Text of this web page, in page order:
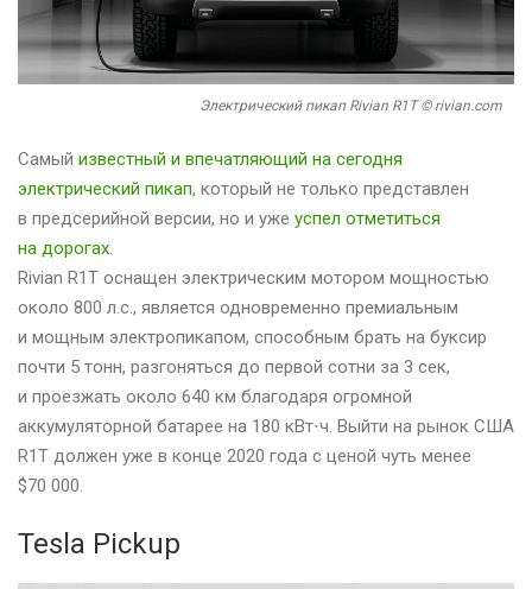
Электрический пикап Rivian R1T © rivian.com
Самый известный и впечатляющий на сегодня
электрический пикап, который не только представлен
в предсерийной версии, но и уже успел отметиться
на дорогах.
Rivian R1T оснащен электрическим мотором мощностью
около 800 л.с., является одновременно премиальным
и мощным электропикапом, способным брать на буксир
почти 5 тонн, разгоняться до первой сотни за 3 сек,
и проезжать около 640 км благодаря огромной
аккумуляторной батарее на 180 кВт⋅ч. Выйти на рынок США
R1T должен уже в конце 2020 года с ценой чуть менее
$70 000.
Tesla Pickup